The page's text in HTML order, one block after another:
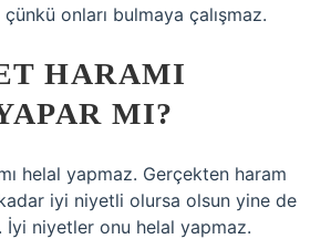
onları bulmaya çalışmaz.
HARAMI
MI?
helal yapmaz. Gerçekten haram
iyi niyetli olursa olsun yine de
İyi niyetler onu helal yapmaz.